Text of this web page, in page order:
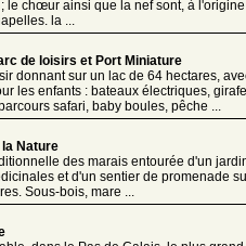
le chœur ainsi que la nef sont, à
la ...
de loisirs et Port Miniature
donnant sur un lac de 64 hectares,
les enfants : bateaux électriques, girafe
safari, baby boules, pêche ...
la Nature
des marais entourée d'un
et d'un sentier de promenade
Sous-bois, mare ...